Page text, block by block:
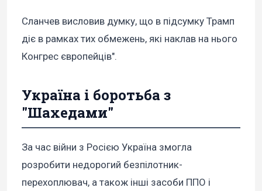
Сланчев висловив думку, що в підсумку Трамп
діє в рамках тих обмежень, які наклав на нього
Конгрес європейців".
Україна і боротьба з
"Шахедами"
За час війни з Росією Україна змогла
розробити недорогий безпілотник-
перехоплювач, а також інші засоби ППО і